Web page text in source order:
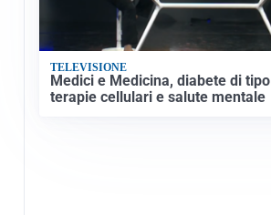
TELEVISIONE
Medici e Medicina, diabete di
terapie cellulari e salute mentale